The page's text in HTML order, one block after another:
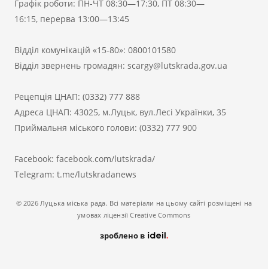
Графік роботи: ПН-ЧТ 08:30—17:30, ПТ 08:30—
16:15, перерва 13:00—13:45
Відділ комунікацій «15-80»: 0800101580
Відділ звернень громадян: scargy@lutskrada.gov.ua
Рецепція ЦНАП: (0332) 777 888
Адреса ЦНАП: 43025, м.Луцьк, вул.Лесі Українки, 35
Приймальня міського голови: (0332) 777 900
Facebook: facebook.com/lutskrada/
Telegram: t.me/lutskradanews
© 2026 Луцька міська рада. Всі матеріали на цьому сайті розміщені на
умовах ліцензії Creative Commons
зроблено в